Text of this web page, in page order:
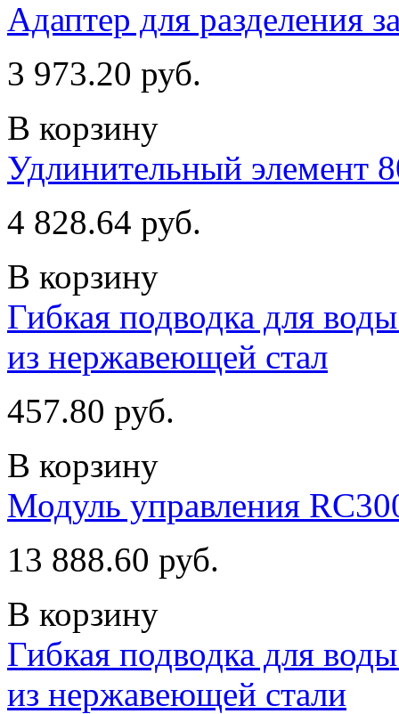
Адаптер для разделения
3 973.20 руб.
В корзину
Удлинительный элемент
4 828.64 руб.
В корзину
Гибкая подводка для
из нержавеющей стал
457.80 руб.
В корзину
Модуль управления
13 888.60 руб.
В корзину
Гибкая подводка для
из нержавеющей стали